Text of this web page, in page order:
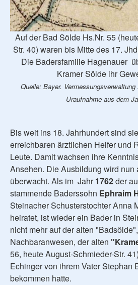
Auf der Bad Sölde Hs.Nr. 55
Str. 40) waren bis Mitte des 17.
Die Badersfamilie Hagenauer
Kramer Sölde ihr
Quelle: Bayer.
Uraufnahme aus dem
Bis weit ins 18. Jahrhundert sind
erreichbaren ärztlichen Helfer und
Leute. Damit wachsen ihre
Ansehen. Die Ausbildung wird nun
überwacht. Als im Jahr1762der
stammende Baderssohn Ephraim
Steinacher Schusterstochter Anna
heiratet, ist wieder ein Bader in
nicht mehr auf der alten
Nachbaranwesen, der alten
56, heute August-Schmieder-Str.
Echinger von ihrem Vater Stephan
bekommen hatte.